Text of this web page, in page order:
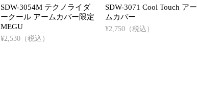
SDW-3054M テクノライダ
ークール アームカバー限定
MEGU
¥2,530（税込）
SDW-3071 Cool Touch アー
ムカバー
¥2,750（税込）